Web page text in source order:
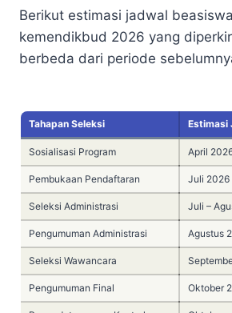
Berikut estimasi jadwal
kemendikbud 2026 yang
berbeda dari periode
Tahapan Seleksi Estimasi
Sosialisasi Program April
Pembukaan Pendaftaran Juli 2026
Seleksi Administrasi Juli –
Pengumuman Administrasi Agustus
Seleksi Wawancara
Pengumuman Final Oktober